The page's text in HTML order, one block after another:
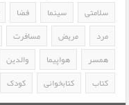
سلامتی
سینما فضا
مرد
مریض مسافرت
همسر
هواپیما والدین
کتاب
کتابخوانی کودک